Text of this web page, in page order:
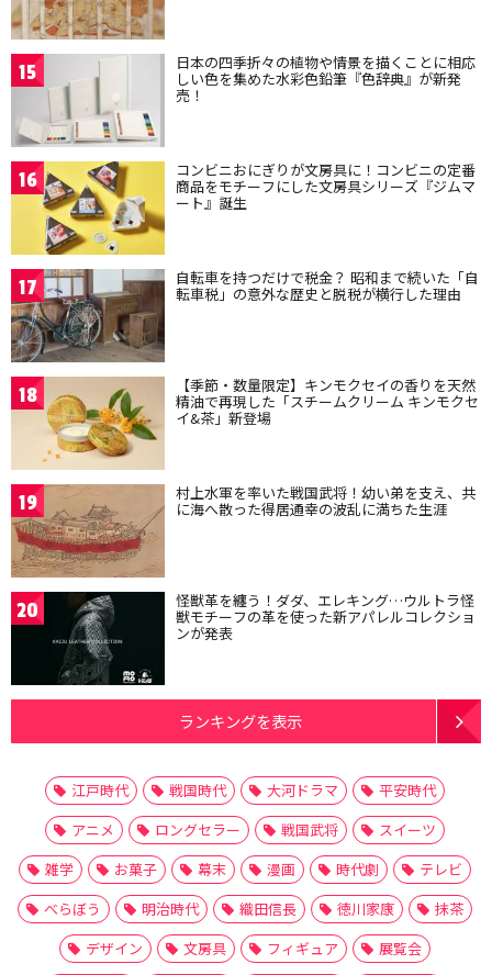
15 日本の四季折々の植物や情景を描くことに相応
しい色を集めた水彩色鉛筆『色辞典』が新発
売！
16 コンビニおにぎりが文房具に！コンビニの定番
商品をモチーフにした文房具シリーズ『ジムマ
ート』誕生
17 自転車を持つだけで税金？ 昭和まで続いた「自
転車税」の意外な歴史と脱税が横行した理由
18 【季節・数量限定】キンモクセイの香りを天然
精油で再現した「スチームクリーム キンモクセ
イ&茶」新登場
19 村上水軍を率いた戦国武将！幼い弟を支え、共
に海へ散った得居通幸の波乱に満ちた生涯
20 怪獣革を纏う！ダダ、エレキング…ウルトラ怪
獣モチーフの革を使った新アパレルコレクショ
ンが発表
ランキングを表示
江戸時代 戦国時代 大河ドラマ
平安時代
アニメ
ロングセラー 戦国武将
スイーツ
雑学
お菓子 幕末 漫画 時代劇
テレビ
べらぼう
明治時代 織田信長 徳川家康
抹茶
デザイン
文房具 フィギュア
展覧会